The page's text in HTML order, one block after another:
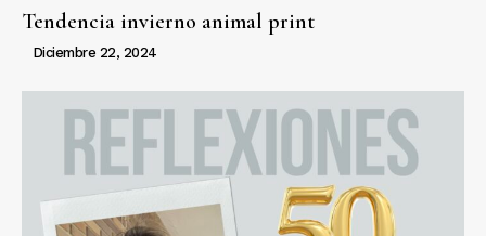
Tendencia invierno animal print
Diciembre 22, 2024